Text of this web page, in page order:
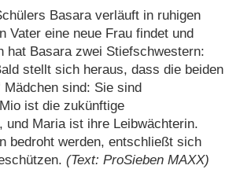
Basara verläuft in ruhigen
Vater eine neue Frau findet und
hat Basara zwei Stiefschwestern:
stellt sich heraus, dass die beiden
Mädchen sind: Sie sind
ist die zukünftige
und Maria ist ihre Leibwächterin.
bedroht werden, entschließt sich
(Text: ProSieben MAXX)